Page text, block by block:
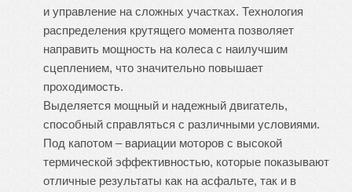
и управление на сложных участках. Технология
распределения крутящего момента позволяет
направить мощность на колеса с наилучшим
сцеплением, что значительно повышает
проходимость.
Выделяется мощный и надежный двигатель,
способный справляться с различными условиями.
Под капотом – вариации моторов с высокой
термической эффективностью, которые показывают
отличные результаты как на асфальте, так и в